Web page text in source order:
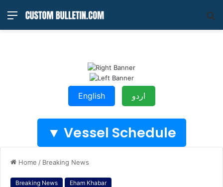
Menu
English اردو
Vessel Schedule ▼
Home / Breaking News
Breaking News Eham Khabar